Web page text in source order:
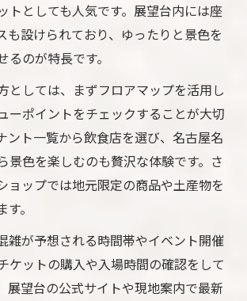
光でおすすめのアンテナショップ
メも楽しめる名古屋観光の新定番
チェックで中日ビルの魅力再発見
イベント情報で名古屋観光を満喫
光のためのイベント最新情報チェ
ベントも！名古屋観光計画の立て
イベント活用で名古屋観光の楽し
トとしても人気です。展望台内には座
も設けられており、ゆったりと景色を
のが特長です。
としては、まずフロアマップを活用し
ーポイントをチェックすることが大切
ント一覧から飲食店を選び、名古屋名
景色を楽しむのも贅沢な体験です。さ
ョップでは地元限定の商品や土産物を
。
雑が予想される時間帯やイベント開催
ケットの購入や入場時間の確認をして
展望台の公式サイトや現地案内で最新